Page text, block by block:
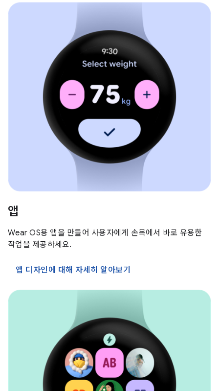
앱
Wear OS용 앱을 만들어 사용자에게 손목에서 바로 유용한
작업을 제공하세요.
앱 디자인에 대해 자세히 알아보기